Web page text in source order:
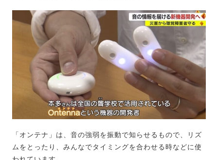
「オンテナ」は、音の強弱を振動で知らせるもので、リズ
ムをとったり、みんなでタイミングを合わせる時などに使